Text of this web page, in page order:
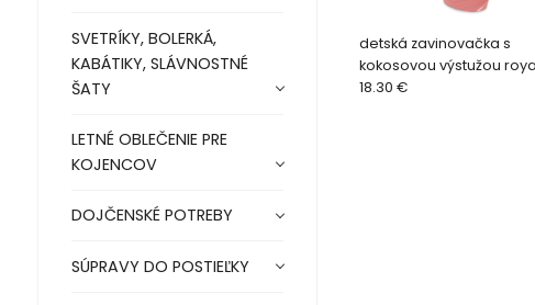
SVETRÍKY, BOLERKÁ,
KABÁTIKY, SLÁVNOSTNÉ
ŠATY
LETNÉ OBLEČENIE PRE
KOJENCOV
DOJČENSKÉ POTREBY
SÚPRAVY DO POSTIEĽKY
detská zavinovačka s
kokosovou výstužou
18.30 €